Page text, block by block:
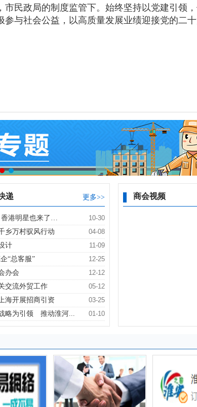
市民政局的制度监管下。始终坚持以党建引领
与社会公益，以高质量发展业绩迎接党的二十
递 更多>>
10-30
香港明星也来了…
04-08
乡万村驭风行动
11-09
计
12-25
“总客服”
12-12
办会
05-12
交流外贸工作
03-25
海开展招商引资
01-10
略为引领 推动淮河...
商会视频